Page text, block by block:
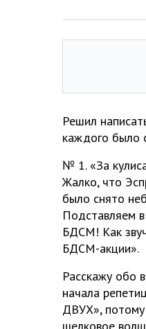
Решил
каждого было
№ 1. «За
Жалко, что
было снято
Подставляем
БДСМ! Как
БДСМ-акции».
Расскажу обо
начала
ДВУХ»,